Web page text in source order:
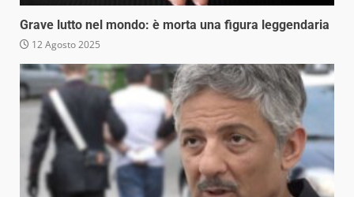
Grave lutto nel mondo: è morta una figura leggendaria
12 Agosto 2025